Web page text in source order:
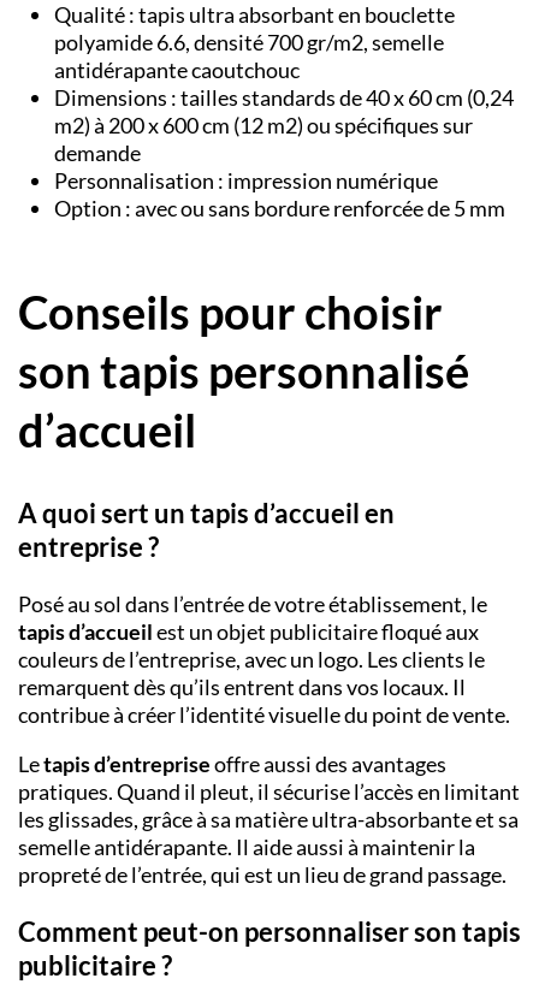
Qualité : tapis ultra absorbant en bouclette
polyamide 6.6, densité 700 gr/m2, semelle
antidérapante caoutchouc
Dimensions : tailles standards de 40 x 60 cm (0,24
m2) à 200 x 600 cm (12 m2) ou spécifiques sur
demande
Personnalisation : impression numérique
Option : avec ou sans bordure renforcée de 5 mm
Conseils pour choisir
son tapis personnalisé
d’accueil
A quoi sert un tapis d’accueil en
entreprise ?
Posé au sol dans l’entrée de votre établissement, le
tapis d’accueilest un objet publicitaire floqué aux
couleurs de l’entreprise, avec un logo. Les clients le
remarquent dès qu’ils entrent dans vos locaux. Il
contribue à créer l’identité visuelle du point de vente.
Letapis d’entrepriseoffre aussi des avantages
pratiques. Quand il pleut, il sécurise l’accès en limitant
les glissades, grâce à sa matière ultra-absorbante et sa
semelle antidérapante. Il aide aussi à maintenir la
propreté de l’entrée, qui est un lieu de grand passage.
Comment peut-on personnaliser son tapis
publicitaire ?